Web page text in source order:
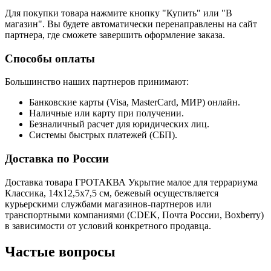
Для покупки товара нажмите кнопку "Купить" или "В
магазин". Вы будете автоматически перенаправлены на сайт
партнера, где сможете завершить оформление заказа.
Способы оплаты
Большинство наших партнеров принимают:
Банковские карты (Visa, MasterCard, МИР) онлайн.
Наличные или карту при получении.
Безналичный расчет для юридических лиц.
Системы быстрых платежей (СБП).
Доставка по России
Доставка товара ГРОТАКВА Укрытие малое для террариума
Классика, 14х12,5х7,5 см, бежевый осуществляется
курьерскими службами магазинов-партнеров или
транспортными компаниями (CDEK, Почта России, Boxberry)
в зависимости от условий конкретного продавца.
Частые вопросы